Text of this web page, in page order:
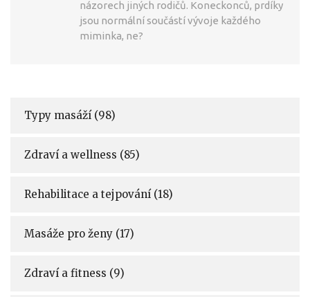
názorech jiných rodičů. Koneckonců, prdíky
jsou normální součástí vývoje každého
miminka, ne?
Typy masáží (98)
Zdraví a wellness (85)
Rehabilitace a tejpování (18)
Masáže pro ženy (17)
Zdraví a fitness (9)